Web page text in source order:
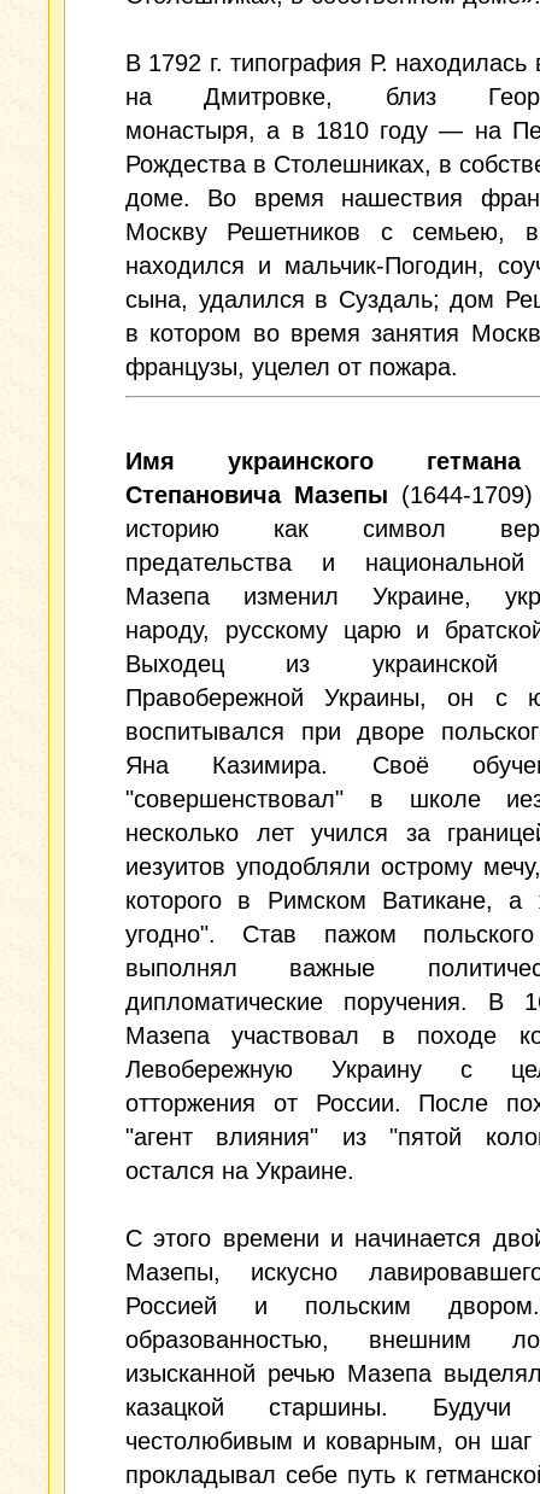
В 1792 г. типография Р. находилась
на Дмитровке, близ
монастыря, а в 1810 году — на
Рождества в Столешниках, в
доме. Во время нашествия
Москву Решетников с семьею, в
находился и мальчик-Погодин,
сына, удалился в Суздаль; дом
в котором во время занятия
французы, уцелел от пожара.
Имя украинского
Степановича Мазепы (1644-
историю как символ
предательства и
Мазепа изменил Украине,
народу, русскому царю и
Выходец из украинской
Правобережной Украины, он с
воспитывался при дворе
Яна Казимира. Своё
"совершенствовал" в школе
несколько лет учился за
иезуитов уподобляли острому
которого в Римском Ватикане, а
угодно". Став пажом
выполнял важные
дипломатические поручения. В
Мазепа участвовал в походе
Левобережную Украину с
отторжения от России. После
"агент влияния" из "пятой
остался на Украине.
С этого времени и начинается
Мазепы, искусно
Россией и польским
образованностью, внешним
изысканной речью Мазепа
казацкой старшины. Будучи
честолюбивым и коварным, он шаг
прокладывал себе путь к